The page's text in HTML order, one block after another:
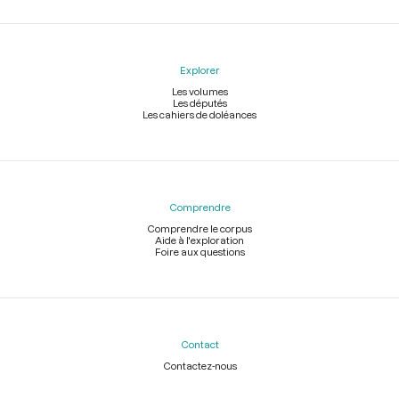
Explorer
Les volumes
Les députés
Les cahiers de doléances
Comprendre
Comprendre le corpus
Aide à l'exploration
Foire aux questions
Contact
Contactez-nous